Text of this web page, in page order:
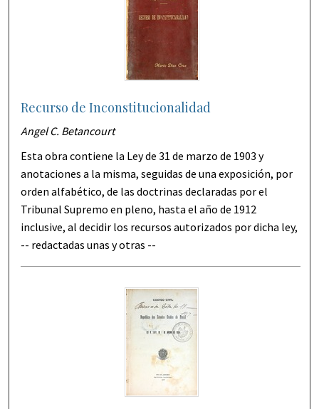
Recurso de Inconstitucionalidad
Angel C. Betancourt
Esta obra contiene la Ley de 31 de marzo de 1903 y
anotaciones a la misma, seguidas de una exposición, por
orden alfabético, de las doctrinas declaradas por el
Tribunal Supremo en pleno, hasta el año de 1912
inclusive, al decidir los recursos autorizados por dicha ley,
-- redactadas unas y otras --